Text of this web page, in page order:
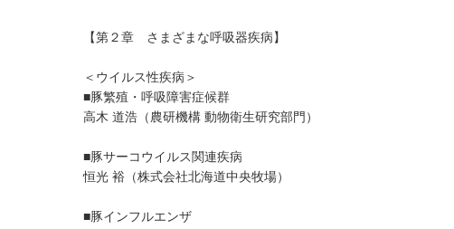
【第２章 さまざまな呼吸器疾病】
＜ウイルス性疾病＞
■豚繁殖・呼吸障害症候群
高木 道浩（農研機構 動物衛生研究部門）
■豚サーコウイルス関連疾病
恒光 裕（株式会社北海道中央牧場）
■豚インフルエンザ